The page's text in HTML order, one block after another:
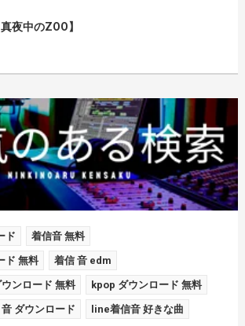
夜中のZOO】
ド 着信音 無料
ド 無料 着信 音 edm
ンロード 無料 kpop ダウンロード 無料
ダウンロード line着信音 好きな曲